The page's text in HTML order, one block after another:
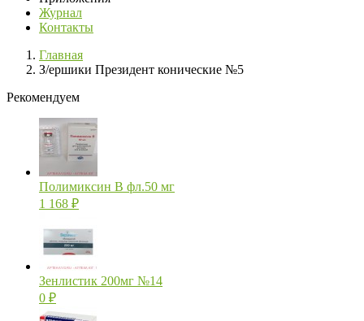
Журнал
Контакты
Главная
З/ершики Президент конические №5
Рекомендуем
Полимиксин В фл.50 мг
1 168 ₽
Зенлистик 200мг №14
0 ₽